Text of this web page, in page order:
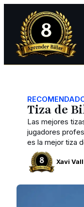
Tiza de
Las mejores
jugadores
es la mejor tiza
Xavi